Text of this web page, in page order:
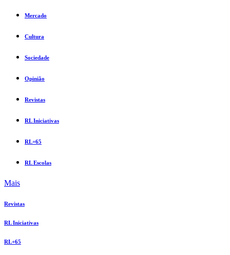
Mercado
Cultura
Sociedade
Opinião
Revistas
RL Iniciativas
RL+65
RL Escolas
Mais
Revistas
RL Iniciativas
RL+65